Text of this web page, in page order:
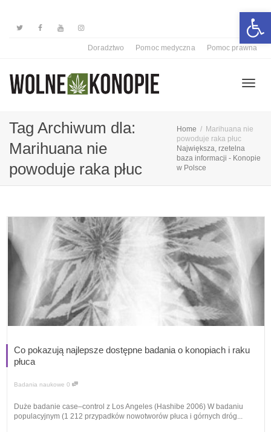
Doradztwo Pomoc medyczna Pomoc prawna
Tag Archiwum dla:
Marihuana nie
powoduje raka płuc
Home
Marihuana nie
powoduje raka płuc
Największa, rzetelna
baza informacji - Konopie
w Polsce
Co pokazują najlepsze dostępne badania o konopiach i raku
płuca
Badania naukowe 0
Duże badanie case–control z Los Angeles (Hashibe 2006) W badaniu
populacyjnym (1 212 przypadków nowotworów płuca i górnych dróg...